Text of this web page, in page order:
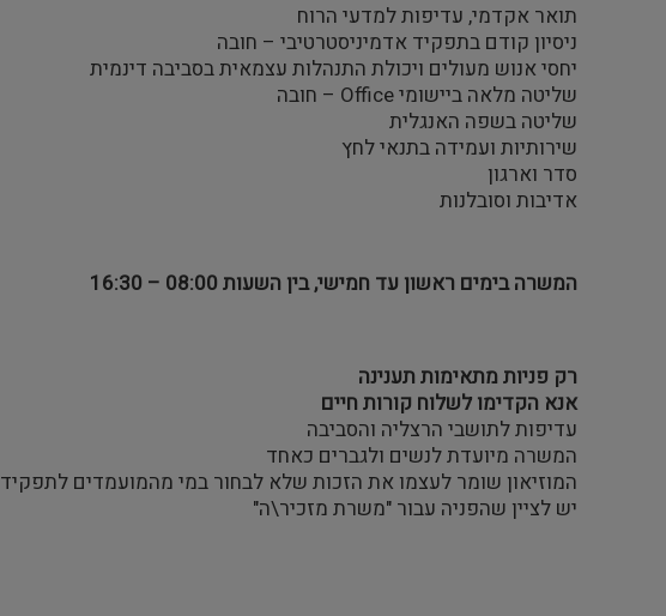
תואר אקדמי, עדיפות למדעי הרוח
ניסיון קודם בתפקיד אדמיניסטרטיבי – חובה
יחסי אנוש מעולים ויכולת התנהלות עצמאית בסביבה דינמית
שליטה מלאה ביישומי Office – חובה
שליטה בשפה האנגלית
שירותיות ועמידה בתנאי לחץ
סדר וארגון
אדיבות וסובלנות
המשרה בימים ראשון עד חמישי, בין השעות 08:00 – 16:30
רק פניות מתאימות תענינה
אנא הקדימו לשלוח קורות חיים
עדיפות לתושבי הרצליה והסביבה
המשרה מיועדת לנשים ולגברים כאחד
המוזיאון שומר לעצמו את הזכות שלא לבחור במי מהמועמדים לתפקיד
יש לציין שהפניה עבור "משרת מזכיר\ה"